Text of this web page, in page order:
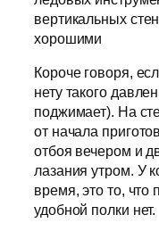
вертикальных
хорошими
Короче говоря,
нету такого
поджимает). На
от начала
отбоя вечером и
лазания утром. У
время, это то, что
удобной полки нет.